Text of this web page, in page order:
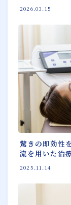
2026.03.15
驚きの即効性
流を用いた治
2025.11.14